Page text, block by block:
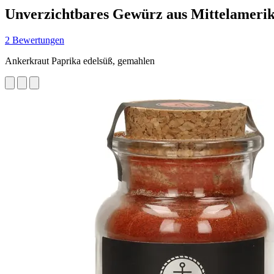
Unverzichtbares Gewürz aus
2 Bewertungen
Ankerkraut Paprika edelsüß, gemahlen